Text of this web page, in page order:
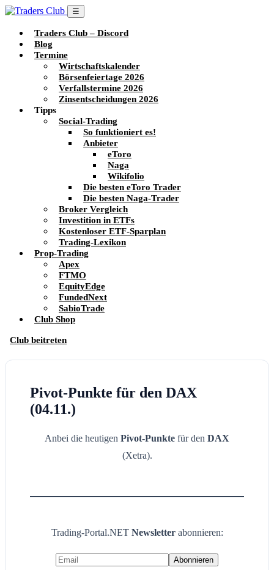
☰
Traders Club – Discord
Blog
Termine
Wirtschaftskalender
Börsenfeiertage 2026
Verfallstermine 2026
Zinsentscheidungen 2026
Tipps
Social-Trading
So funktioniert es!
Anbieter
eToro
Naga
Wikifolio
Die besten eToro Trader
Die besten Naga-Trader
Broker Vergleich
Investition in ETFs
Kostenloser ETF-Sparplan
Trading-Lexikon
Prop-Trading
Apex
FTMO
EquityEdge
FundedNext
SabioTrade
Club Shop
Club beitreten
Pivot-Punkte für den DAX
(04.11.)
Anbei die heutigen Pivot-Punkte für den DAX
(Xetra).
Trading-Portal.NET Newsletter abonnieren: